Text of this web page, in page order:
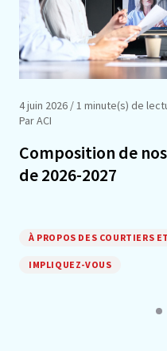
4 juin 2026 / 1 minute(s) de
Par ACI
Composition de
de 2026-2027
À PROPOS DES COURTIERS
IMPLIQUEZ-VOUS